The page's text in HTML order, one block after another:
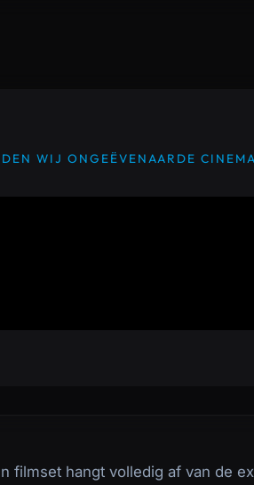
WIJ ONGEËVENAARDE
filmset hangt volledig af van de